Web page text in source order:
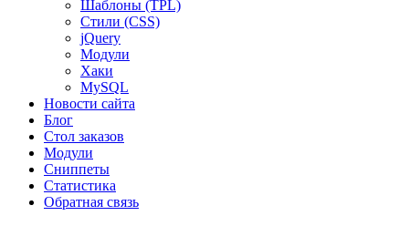
Шаблоны (TPL)
Стили (CSS)
jQuery
Модули
Хаки
MySQL
Новости сайта
Блог
Стол заказов
Модули
Сниппеты
Статистика
Обратная связь